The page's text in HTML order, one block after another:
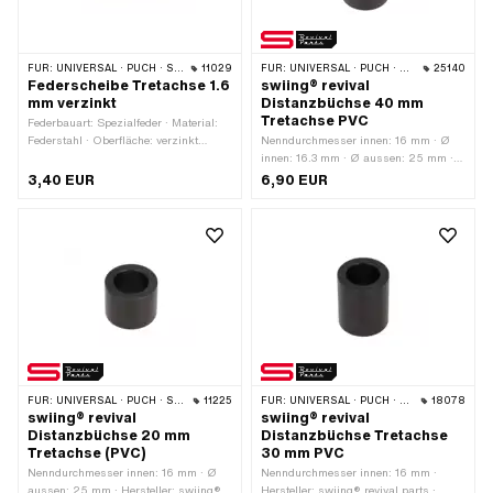
FÜR: UNIVERSAL · PUCH · SACHS · PIAGGIO · ZÜNDAPP BELMONDO 11029
Federscheibe Tretachse 1.6
mm verzinkt
Federbauart: Spezialfeder · Material:
Federstahl · Oberfläche: verzinkt
innen: 17.2 mm · Materialstärke: 1.6
mm
3,40 EUR
FÜR: UNIVERSAL · PUCH · SACHS · ZÜNDAPP BELMONDO 25140
swiing® revival
Distanzbüchse 40 mm
Tretachse PVC
Nenndurchmesser innen: 16 mm · Ø
innen: 16.3 mm · Ø aussen: 25 mm ·
Hersteller: swiing® revival parts ·
Gesamtlänge: 40 mm · Material:
6,90 EUR
FÜR: UNIVERSAL · PUCH · SACHS · ZÜNDAPP BELMONDO 11225
swiing® revival
Distanzbüchse 20 mm
Tretachse (PVC)
Nenndurchmesser innen: 16 mm · Ø
aussen: 25 mm · Hersteller: swiing®
FÜR: UNIVERSAL · PUCH · SACHS 18078
swiing® revival
Distanzbüchse Tretachse
30 mm PVC
Nenndurchmesser innen: 16 mm ·
Hersteller: swiing® revival parts ·